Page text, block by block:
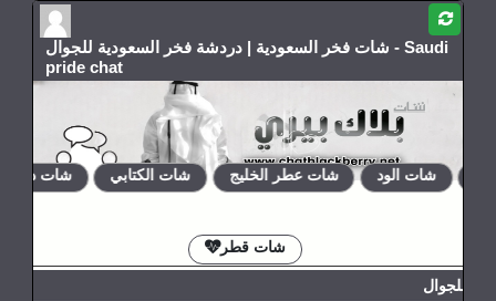
شات فخر السعودية | دردشة فخر السعودية للجوال - Saudi
pride chat
شات دلع شات الكتابي شات عطر الخليج شات الود
شات قطر
للجوال